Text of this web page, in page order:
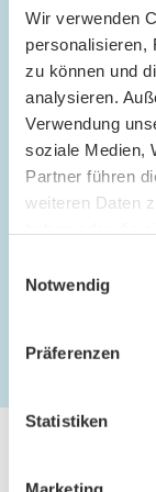
Wir verwenden
personalisieren,
zu können und
analysieren.
Verwendung
soziale Medien,
Partner führen
weiteren Daten
Notwendig
Präferenzen
Statistiken
besonders
Unsere
CC-
Schifffahrt